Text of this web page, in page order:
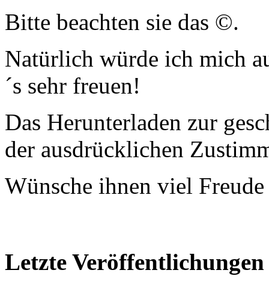
Bitte beachten sie das ©.
Natürlich würde ich mich
´s sehr freuen!
Das Herunterladen zur
der ausdrücklichen
Wünsche ihnen viel
Letzte Veröffentlichungen